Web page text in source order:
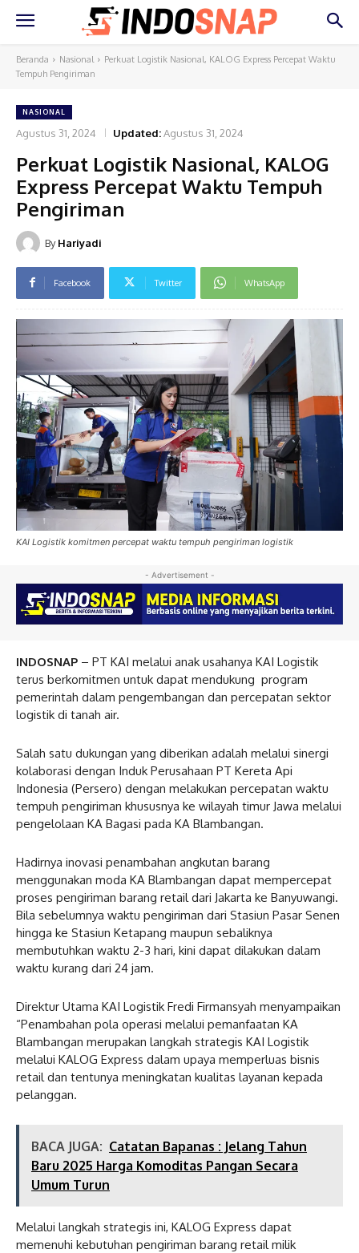
Beranda Nasional
Perkuat Logistik Nasional, KALOG Express Percepat Waktu
Tempuh Pengiriman
NASIONAL
Agustus 31, 2024 Updated:Agustus 31, 2024
Perkuat Logistik Nasional, KALOG
Express Percepat Waktu Tempuh
Pengiriman
By Hariyadi
Facebook Twitter WhatsApp
KAI Logistik komitmen percepat waktu tempuh pengiriman logistik
- Advertisement -
INDOSNAP – PT KAI melalui anak usahanya KAI Logistik
terus berkomitmen untuk dapat mendukung program
pemerintah dalam pengembangan dan percepatan sektor
logistik di tanah air.
Salah satu dukungan yang diberikan adalah melalui sinergi
kolaborasi dengan Induk Perusahaan PT Kereta Api
Indonesia (Persero) dengan melakukan percepatan waktu
tempuh pengiriman khususnya ke wilayah timur Jawa melalui
pengelolaan KA Bagasi pada KA Blambangan.
Hadirnya inovasi penambahan angkutan barang
menggunakan moda KA Blambangan dapat mempercepat
proses pengiriman barang retail dari Jakarta ke Banyuwangi.
Bila sebelumnya waktu pengiriman dari Stasiun Pasar Senen
hingga ke Stasiun Ketapang maupun sebaliknya
membutuhkan waktu 2-3 hari, kini dapat dilakukan dalam
waktu kurang dari 24 jam.
Direktur Utama KAI Logistik Fredi Firmansyah menyampaikan
“Penambahan pola operasi melalui pemanfaatan KA
Blambangan merupakan langkah strategis KAI Logistik
melalui KALOG Express dalam upaya memperluas bisnis
retail dan tentunya meningkatan kualitas layanan kepada
pelanggan.
BACA JUGA: Catatan Bapanas : Jelang Tahun
Baru 2025 Harga Komoditas Pangan Secara
Umum Turun
Melalui langkah strategis ini, KALOG Express dapat
memenuhi kebutuhan pengiriman barang retail milik